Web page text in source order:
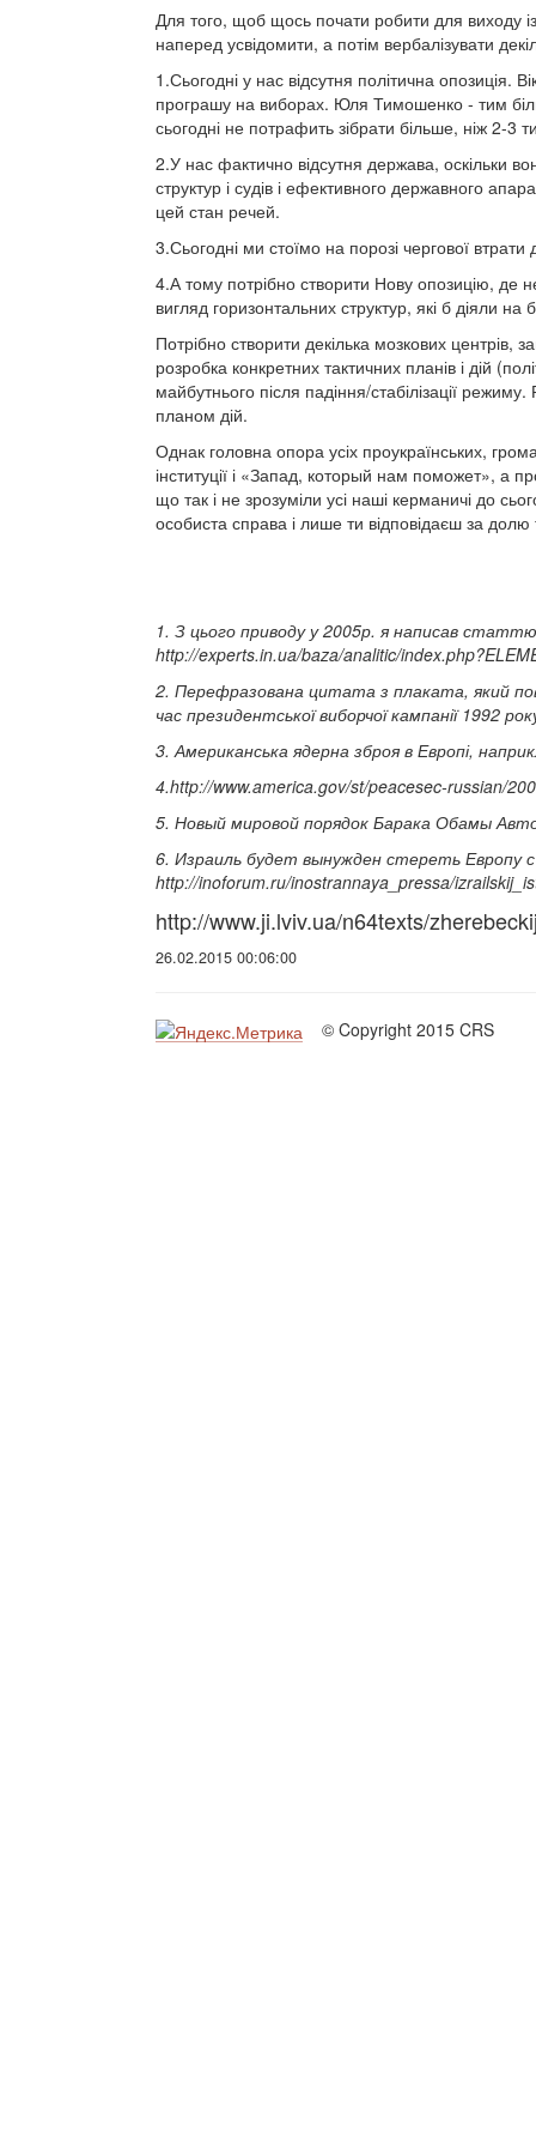
Для того, щоб щось почати робити для виходу
наперед усвідомити, а потім вербалізувати
1.Сьогодні у нас відсутня політична
програшу на виборах. Юля Тимошенко - тим
сьогодні не потрафить зібрати більше, ніж 2-3
2.У нас фактично відсутня держава, оскільки
структур і судів і ефективного державного
цей стан речей.
3.Сьогодні ми стоїмо на порозі чергової
4.А тому потрібно створити Нову опозицію, де
вигляд горизонтальних структур, які б діяли на
Потрібно створити декілька мозкових центрів,
розробка конкретних тактичних планів і дій
майбутнього після падіння/стабілізації
планом дій.
Однак головна опора усіх проукраїнських,
інституції і «Запад, который нам поможет», а
що так і не зрозуміли усі наші керманичі до
особиста справа і лише ти відповідаєш за
1. З цього приводу у 2005р. я написав
http://experts.in.ua/baza/analitic/
2. Перефразована цитата з плаката, який
час президентської виборчої кампанії 1992
3. Американська ядерна зброя в Европі,
4.http://www.america.gov/st/peacesec-russian/
5. Новый мировой порядок Барака Обамы
6. Израиль будет вынужден стереть Европу
http://inoforum.ru/inostrannaya_pressa/
http://www.ji.lviv.ua/n64texts/
26.02.2015 00:06:00
© Copyright 2015 CRS